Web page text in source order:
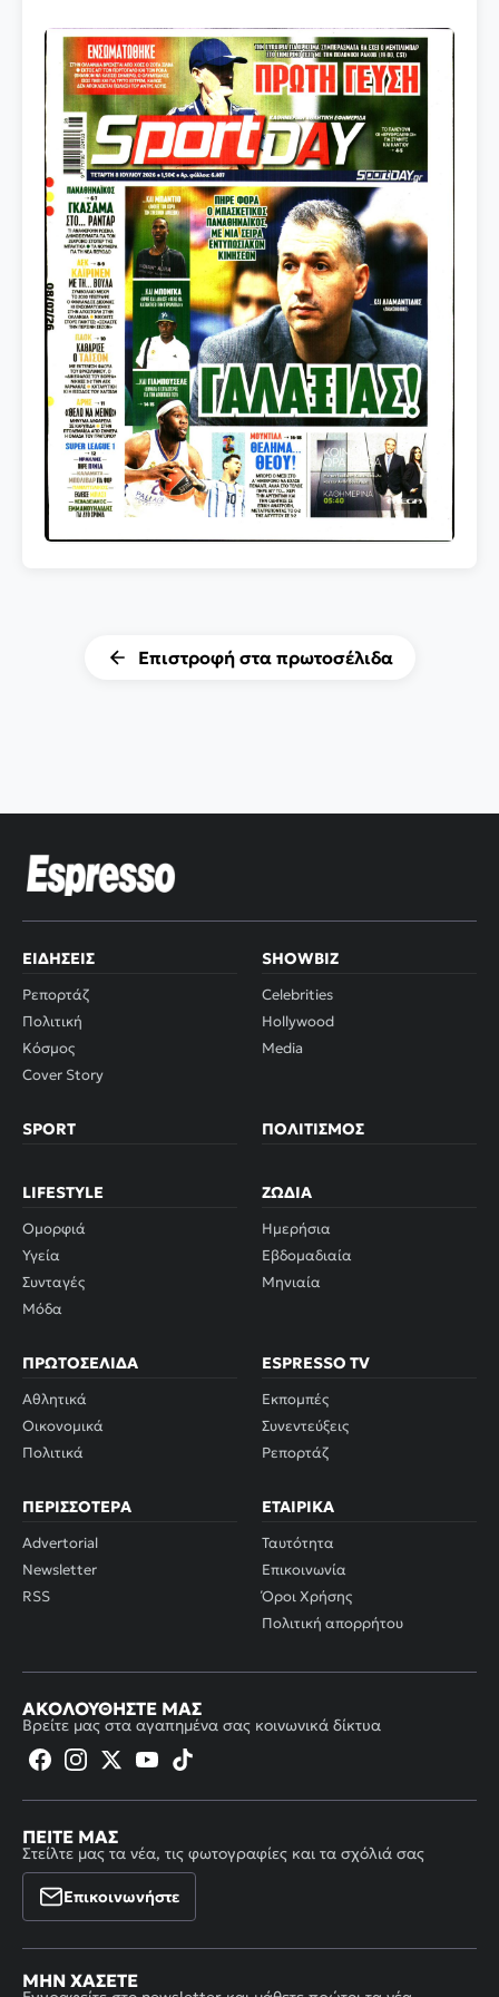
Επιστροφή στα πρωτοσέλιδα
ΕΙΔΉΣΕΙΣ
Ρεπορτάζ
Πολιτική
Κόσμος
Cover Story
SHOWBIZ
Celebrities
Hollywood
Media
SPORT ΠΟΛΙΤΙΣΜΌΣ
LIFESTYLE
Ομορφιά
Υγεία
Συνταγές
Μόδα
ΖΏΔΙΑ
Ημερήσια
Εβδομαδιαία
Μηνιαία
ΠΡΩΤΟΣΈΛΙΔΑ
Αθλητικά
Οικονομικά
Πολιτικά
ESPRESSO TV
Εκπομπές
Συνεντεύξεις
Ρεπορτάζ
ΠΕΡΙΣΣΌΤΕΡΑ
Advertorial
Newsletter
RSS
ΕΤΑΙΡΙΚΆ
Ταυτότητα
Επικοινωνία
Όροι Χρήσης
Πολιτική απορρήτου
ΑΚΟΛΟΥΘΉΣΤΕ ΜΑΣ
Βρείτε μας στα αγαπημένα σας κοινωνικά δίκτυα
ΠΕΊΤΕ ΜΑΣ
Στείλτε μας τα νέα, τις φωτογραφίες και τα σχόλιά σας
Επικοινωνήστε
ΜΗΝ ΧΆΣΕΤΕ